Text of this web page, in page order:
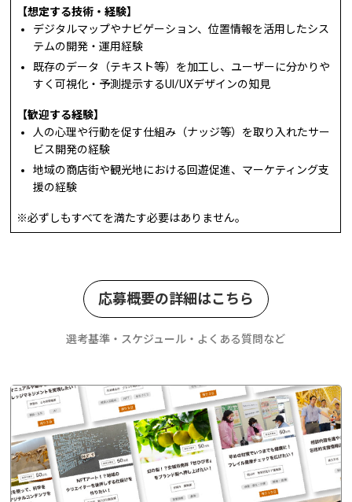
【想定する技術・経験】
デジタルマップやナビゲーション、位置情報を活用したシス
テムの開発・運用経験
既存のデータ（テキスト等）を加工し、ユーザーに分かりや
すく可視化・予測提示するUI/UXデザインの知見
【歓迎する経験】
人の心理や行動を促す仕組み（ナッジ等）を取り入れたサー
ビス開発の経験
地域の商店街や観光地における回遊促進、マーケティング支
援の経験
※必ずしもすべてを満たす必要はありません。
応募概要の詳細はこちら
選考基準・スケジュール・よくある質問など